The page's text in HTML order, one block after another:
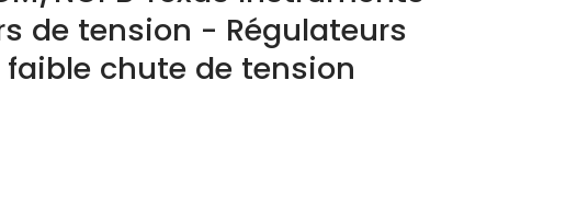
de tension - Régulateurs
chute de tension